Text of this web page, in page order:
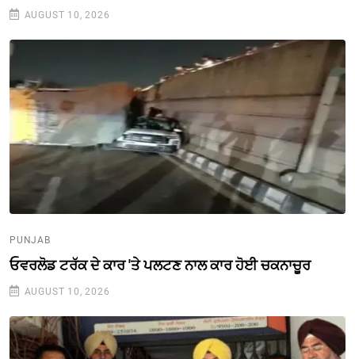
AUGUST 10, 2026
PUNJAB
ਓਵਰਲੋਡ ਟਰੱਕ ਦੇ ਕਾਰ 'ਤੇ ਪਲਟਣ ਨਾਲ ਕਾਰ ਹੋਈ ਚਕਨਾਚੂਰ
AUGUST 10, 2026